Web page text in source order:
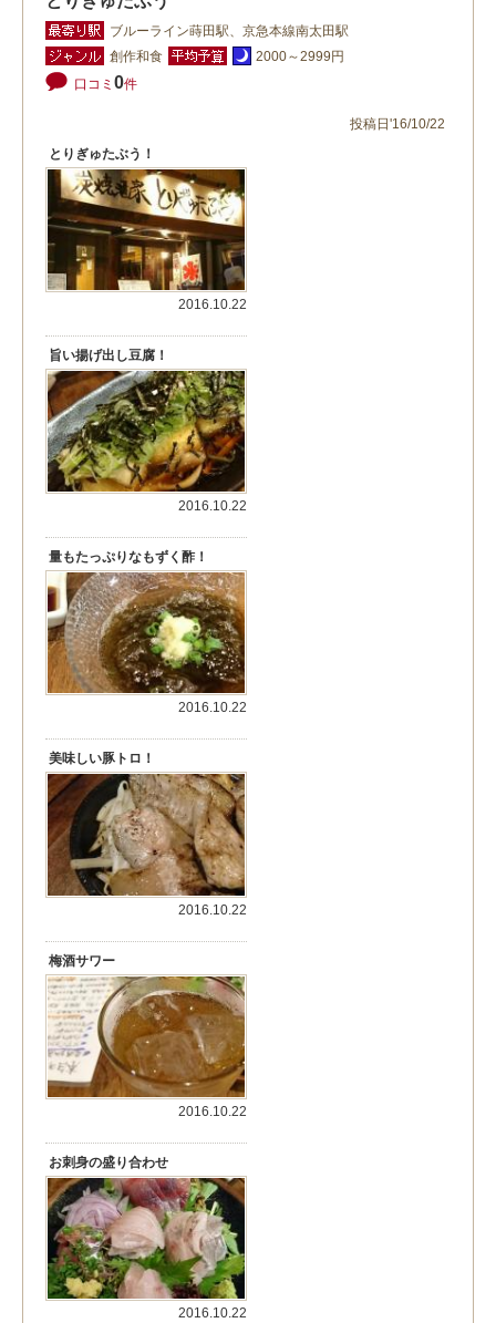
ブルーライン蒔田駅、京急本線南太田駅
創作和食
2000～2999円
口コミ 0件
投稿日'16/10/22
とりぎゅたぶう！
2016.10.22
旨い揚げ出し豆腐！
2016.10.22
量もたっぷりなもずく酢！
2016.10.22
美味しい豚トロ！
2016.10.22
梅酒サワー
2016.10.22
お刺身の盛り合わせ
2016.10.22